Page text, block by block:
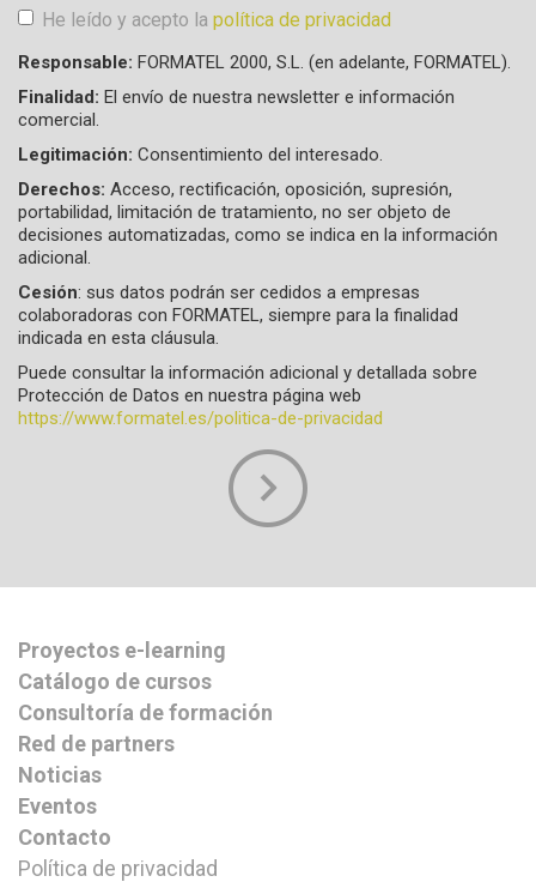
He leído y acepto la política de privacidad
Aceptación de condiciones
Responsable: FORMATEL 2000, S.L. (en adelante, FORMATEL).
Finalidad: El envío de nuestra newsletter e información
comercial.
Legitimación: Consentimiento del interesado.
Derechos: Acceso, rectificación, oposición, supresión,
portabilidad, limitación de tratamiento, no ser objeto de
decisiones automatizadas, como se indica en la información
adicional.
Cesión: sus datos podrán ser cedidos a empresas
colaboradoras con FORMATEL, siempre para la finalidad
indicada en esta cláusula.
Puede consultar la información adicional y detallada sobre
Protección de Datos en nuestra página web
https://www.formatel.es/politica-de-privacidad
Proyectos e-learning
Catálogo de cursos
Consultoría de formación
Red de partners
Noticias
Eventos
Contacto
Política de privacidad